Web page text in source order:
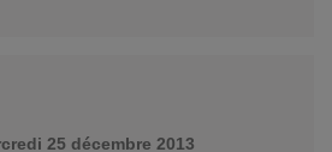
25 décembre 2013